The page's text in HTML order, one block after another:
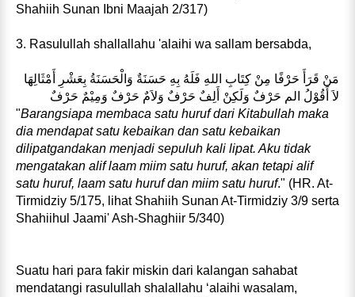
Shahiih Sunan Ibni Maajah 2/317)
3. Rasulullah shallallahu 'alaihi wa sallam bersabda,
مَنْ قَرَأَ حَرْفًا مِنْ كِتَابِ اللهِ فَلَهُ بِهِ حَسَنَةٌ وَالْحَسَنَةُ بِعَشْرِ أَمْثَالِهَا
لاَ أَقُوْلُ الم حَرْفٌ وَلَكِنْ أَلِفٌ حَرْفٌ وَلاَمٌ حَرْفٌ وَمِيْمٌ حَرْفٌ
"Barangsiapa membaca satu huruf dari Kitabullah maka
dia mendapat satu kebaikan dan satu kebaikan
dilipatgandakan menjadi sepuluh kali lipat. Aku tidak
mengatakan alif laam miim satu huruf, akan tetapi alif
satu huruf, laam satu huruf dan miim satu huruf." (HR. At-
Tirmidziy 5/175, lihat Shahiih Sunan At-Tirmidziy 3/9 serta
Shahiihul Jaami' Ash-Shaghiir 5/340)
Suatu hari para fakir miskin dari kalangan sahabat
mendatangi rasulullah shalallahu ‘alaihi wasalam,